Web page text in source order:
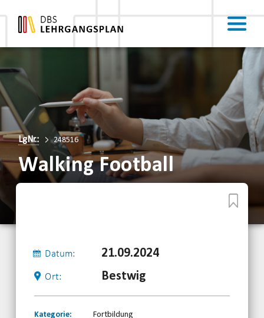
LgNr.: 248516
Walking Football
Datum: 21.09.2024
Ort: Bestwig
Kategorie:
Fortbildung